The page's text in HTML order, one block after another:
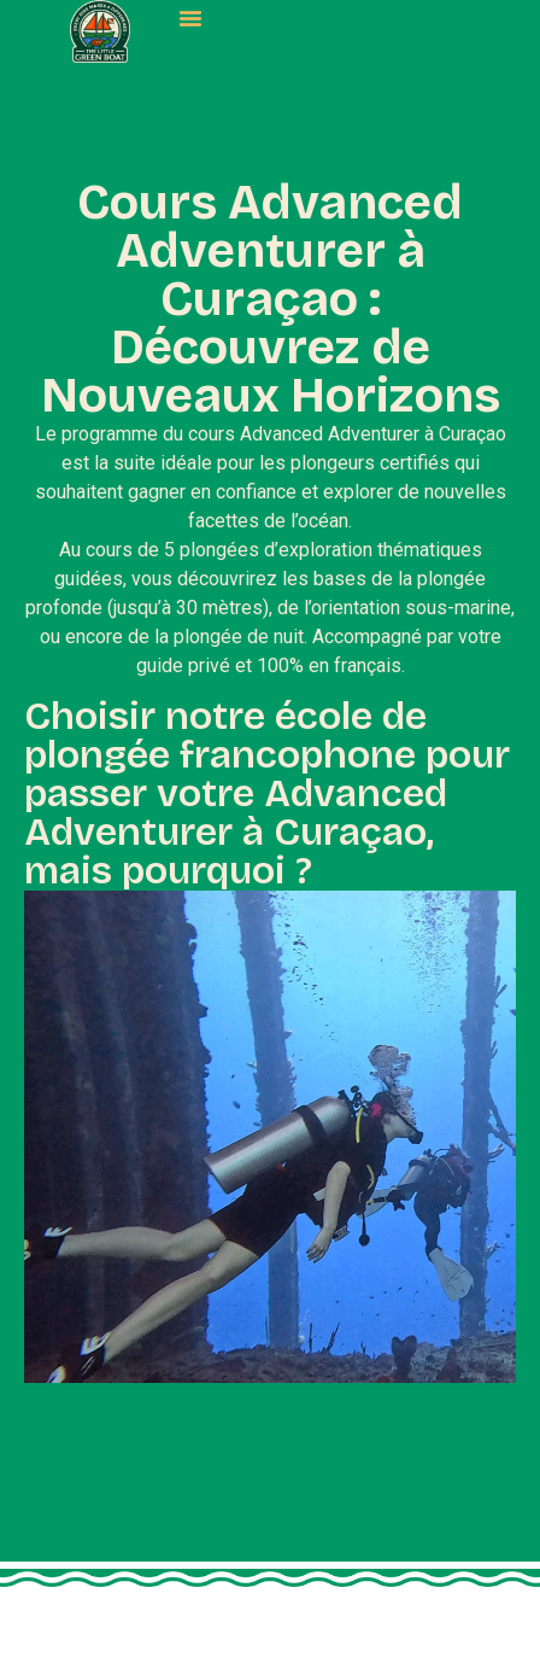
Cours Advanced
Adventurer à
Curaçao :
Découvrez de
Nouveaux Horizons
Le programme du cours Advanced Adventurer à Curaçao
est la suite idéale pour les plongeurs certifiés qui
souhaitent gagner en confiance et explorer de nouvelles
facettes de l’océan.
Au cours de 5 plongées d’exploration thématiques
guidées, vous découvrirez les bases de la plongée
profonde (jusqu’à 30 mètres), de l’orientation sous-marine,
ou encore de la plongée de nuit. Accompagné par votre
guide privé et 100% en français.
Choisir notre école de
plongée francophone pour
passer votre Advanced
Adventurer à Curaçao,
mais pourquoi ?